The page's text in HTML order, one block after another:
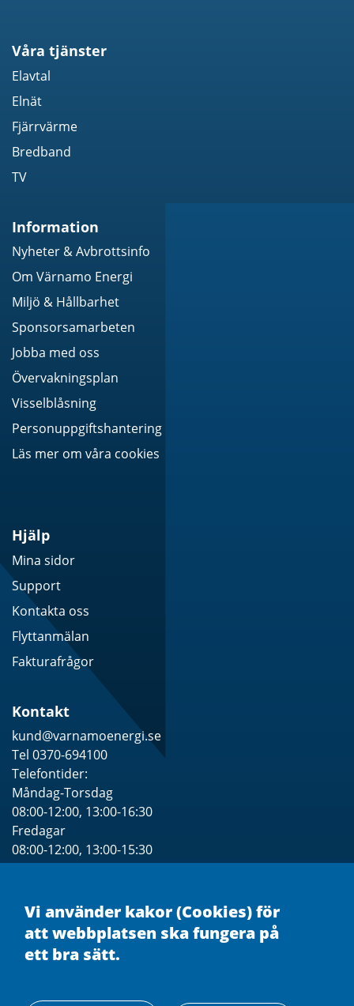
Vi använder kakor (Cookies) för
att webbplatsen ska fungera på
ett bra sätt.
Våra tjänster
Elavtal
Elnät
Fjärrvärme
Bredband
TV
Information
Nyheter & Avbrottsinfo
Om Värnamo Energi
Miljö & Hållbarhet
Sponsorsamarbeten
Jobba med oss
Övervakningsplan
Visselblåsning
Personuppgiftshantering
Läs mer om våra cookies
Hjälp
Mina sidor
Support
Kontakta oss
Flyttanmälan
Fakturafrågor
Kontakt
kund@varnamoenergi.se
Tel 0370-694100
Telefontider:
Måndag-Torsdag
08:00-12:00, 13:00-16:30
Fredagar
08:00-12:00, 13:00-15:30